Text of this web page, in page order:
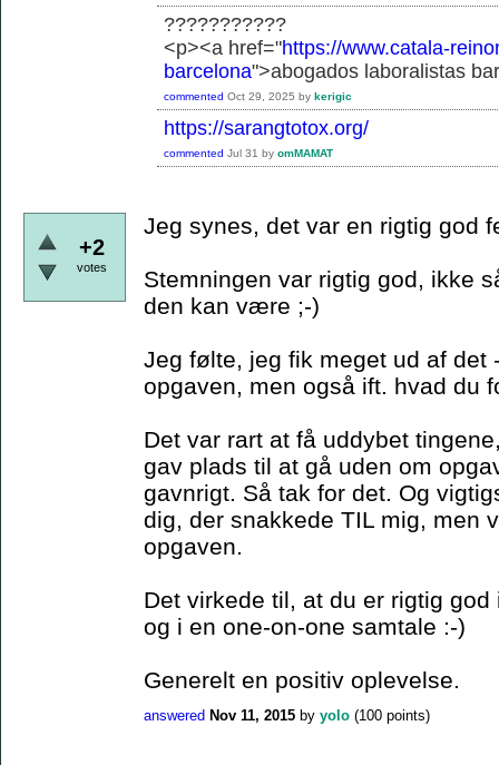
???????????
<p><a href="https://www.catala-
barcelona">abogados laboralistas
commented Oct 29, 2025 by kerigic
https://sarangtotox.org/
commented Jul 31 by omMAMAT
+2
votes
Jeg synes, det var en rigtig god
Stemningen var rigtig god, ikke
den kan være ;-)
Jeg følte, jeg fik meget ud af det
opgaven, men også ift. hvad du
Det var rart at få uddybet
gav plads til at gå uden om
gavnrigt. Så tak for det. Og
dig, der snakkede TIL mig, men
opgaven.
Det virkede til, at du er rigtig
og i en one-on-one samtale :-)
Generelt en positiv oplevelse.
answered Nov 11, 2015 by yolo (100 points)